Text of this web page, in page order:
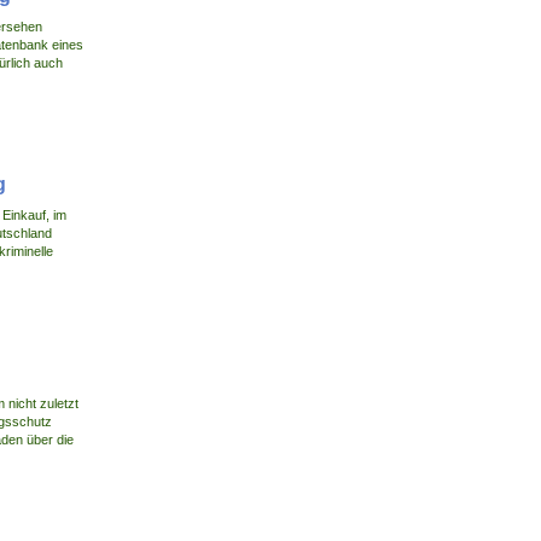
eines
auch
im
nicht zuletzt
über die